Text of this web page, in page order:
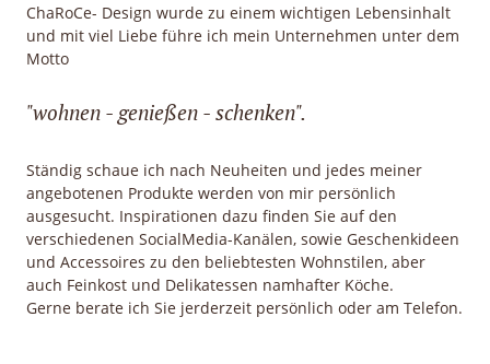
ChaRoCe- Design wurde zu einem wichtigen Lebensinhalt
und mit viel Liebe führe ich mein Unternehmen unter dem
Motto
"wohnen - genießen - schenken".
Ständig schaue ich nach Neuheiten und jedes meiner
angebotenen Produkte werden von mir persönlich
ausgesucht. Inspirationen dazu finden Sie auf den
verschiedenen SocialMedia-Kanälen, sowie Geschenkideen
und Accessoires zu den beliebtesten Wohnstilen, aber
auch Feinkost und Delikatessen namhafter Köche.
Gerne berate ich Sie jerderzeit persönlich oder am Telefon.